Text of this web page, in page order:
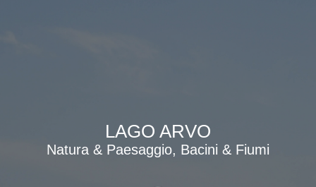
LAGO ARVO
Natura & Paesaggio, Bacini & Fiumi